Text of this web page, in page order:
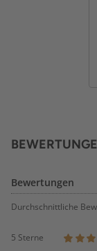
Bewertungen
Durchschnittliche
5 Sterne